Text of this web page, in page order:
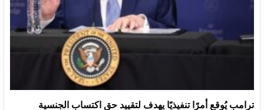
ترامب يُوقع أمرًا تنفيذيًا يهدف لتقييد حق اكتساب الجنسية